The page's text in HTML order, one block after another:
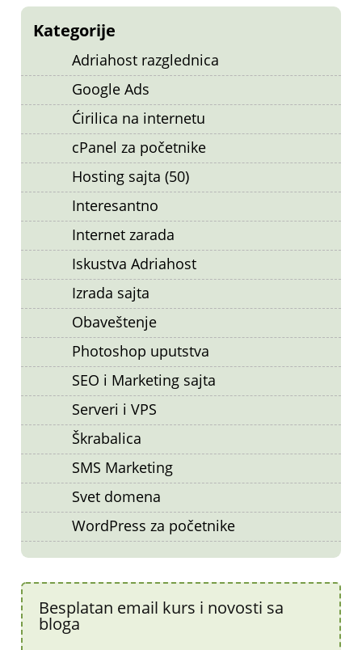
Kategorije
Adriahost razglednica
Google Ads
Ćirilica na internetu
cPanel za početnike
Hosting sajta (50)
Interesantno
Internet zarada
Iskustva Adriahost
Izrada sajta
Obaveštenje
Photoshop uputstva
SEO i Marketing sajta
Serveri i VPS
Škrabalica
SMS Marketing
Svet domena
WordPress za početnike
Besplatan email kurs i novosti sa
bloga